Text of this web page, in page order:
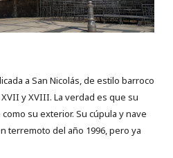
a San Nicolás, de estilo barroco
y XVIII. La verdad es que su
su exterior. Su cúpula y nave
terremoto del año 1996, pero ya